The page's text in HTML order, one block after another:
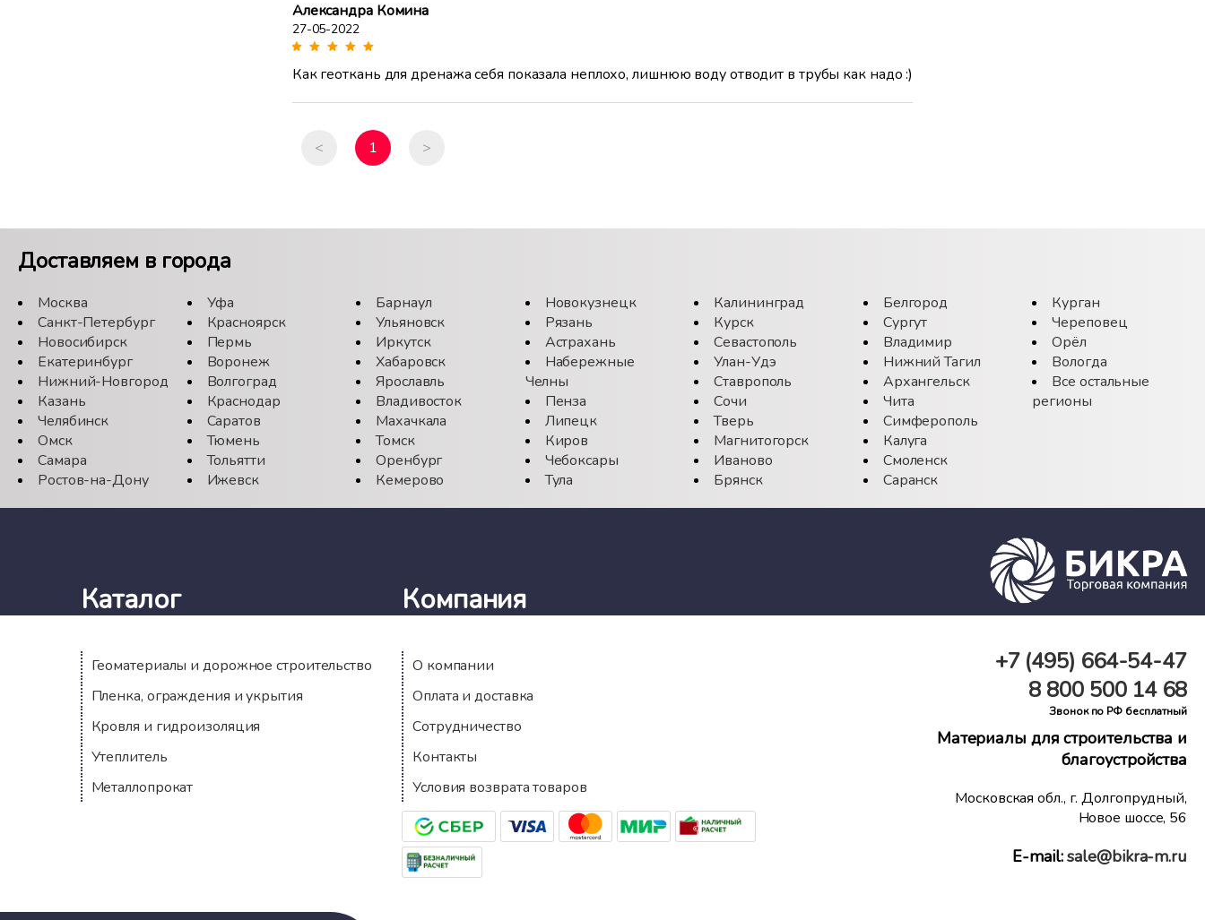
Александра Комина
27-05-2022
Как геоткань для дренажа себя показала неплохо, лишнюю воду отводит в трубы как надо :)
< 1 >
Доставляем в города
Москва
Санкт-Петербург
Новосибирск
Екатеринбург
Нижний-Новгород
Казань
Челябинск
Омск
Самара
Ростов-на-Дону
Уфа
Красноярск
Пермь
Воронеж
Волгоград
Краснодар
Саратов
Тюмень
Тольятти
Ижевск
Барнаул
Ульяновск
Иркутск
Хабаровск
Ярославль
Владивосток
Махачкала
Томск
Оренбург
Кемерово
Новокузнецк
Рязань
Астрахань
Набережные
Челны
Пенза
Липецк
Киров
Чебоксары
Тула
Калининград
Курск
Севастополь
Улан-Удэ
Ставрополь
Сочи
Тверь
Магнитогорск
Иваново
Брянск
Белгород
Сургут
Владимир
Нижний Тагил
Архангельск
Чита
Симферополь
Калуга
Смоленск
Саранск
Курган
Череповец
Орёл
Вологда
Все остальные
регионы
Каталог
Геоматериалы и дорожное строительство
Пленка, ограждения и укрытия
Кровля и гидроизоляция
Утеплитель
Металлопрокат
Компания
О компании
Оплата и доставка
Сотрудничество
Контакты
Условия возврата товаров
+7 (495) 664-54-47
8 800500 14 68
Звонок по РФ бесплатный
Материалы для строительства и
благоустройства
Московская обл., г. Долгопрудный,
Новое шоссе, 56
E-mail:sale@bikra-m.ru